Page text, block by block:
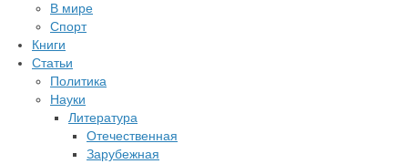
В мире
Спорт
Книги
Статьи
Политика
Науки
Литература
Отечественная
Зарубежная